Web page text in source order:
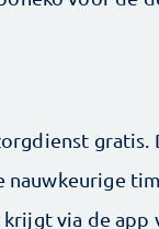
nauwkeurige
via de app